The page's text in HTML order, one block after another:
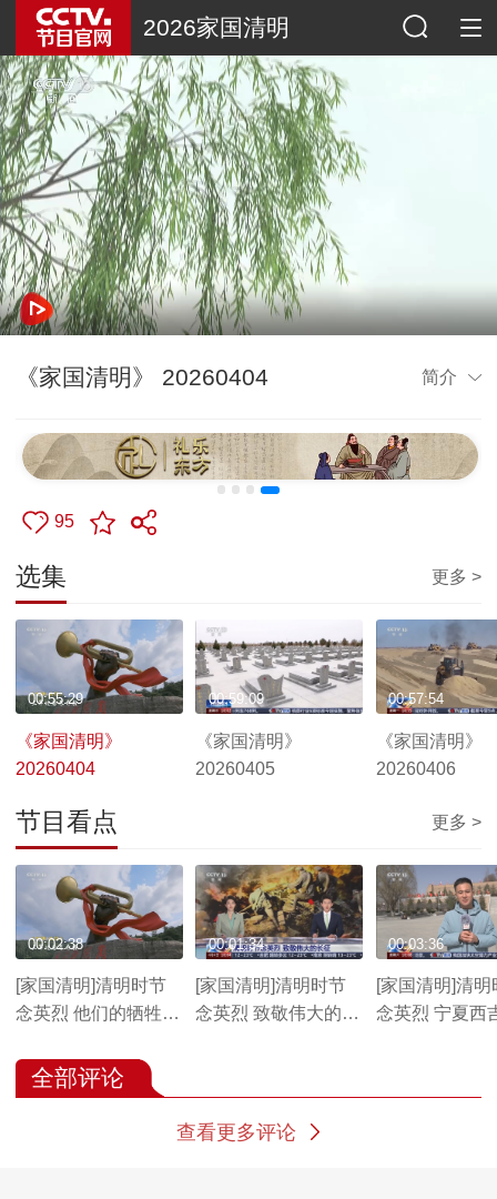
2026家国清明
《家国清明》 20260404 简介
95
选集 更多 >
《家国清明》
20260404
00:55:29
《家国清明》
20260405
00:59:09
《家国清明》
20260406
00:57:54
节目看点 更多 >
[家国清明]清明时节
念英烈 他们的牺牲我
00:02:38
[家国清明]清明时节
念英烈 致敬伟大的长
00:01:34
[家国清明]清明
念英烈 宁夏西
00:03:36
全部评论
查看更多评论